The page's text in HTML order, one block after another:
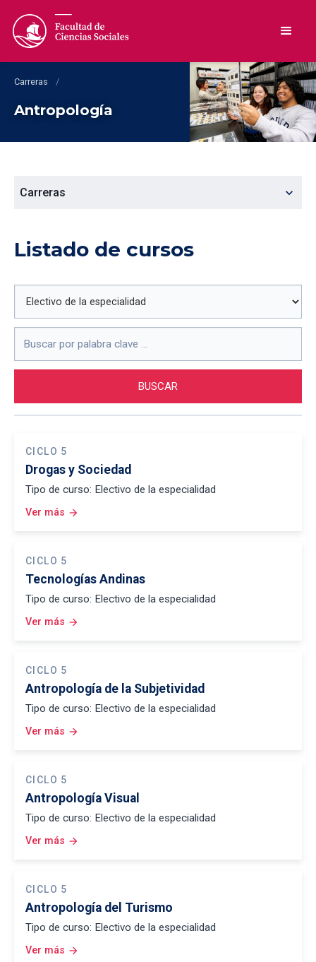
Carreras /
Antropología
Carreras expand_more
Listado de cursos
CICLO 5
Drogas y Sociedad
Tipo de curso: Electivo de la especialidad
Ver más arrow_forward
CICLO 5
Tecnologías Andinas
Tipo de curso: Electivo de la especialidad
Ver más arrow_forward
CICLO 5
Antropología de la Subjetividad
Tipo de curso: Electivo de la especialidad
Ver más arrow_forward
CICLO 5
Antropología Visual
Tipo de curso: Electivo de la especialidad
Ver más arrow_forward
CICLO 5
Antropología del Turismo
Tipo de curso: Electivo de la especialidad
Ver más arrow_forward